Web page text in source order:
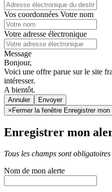
Vos coordonnées Votre nom
Votre adresse électronique
Message
Bonjour,
Voici une offre parue sur le site
intéresser.
A bientôt.
Annuler
× Fermer la fenêtre Enregistrer mon
Enregistrer mon
Tous les champs sont obligatoires
Nom de mon alerte